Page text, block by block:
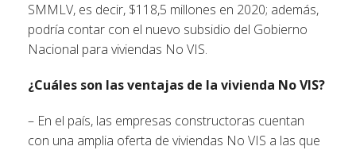
SMMLV, es decir, $118,5 millones en 2020; además,
podría contar con el nuevo subsidio del Gobierno
Nacional para viviendas No VIS.
¿Cuáles son las ventajas de la vivienda No VIS?
– En el país, las empresas constructoras cuentan
con una amplia oferta de viviendas No VIS a las que